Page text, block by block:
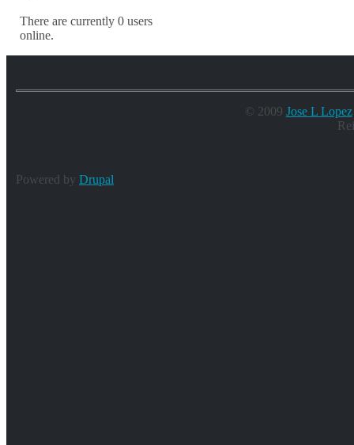
There are currently 0 users
online.
© 2009 Jose L Lopez
Powered by Drupal